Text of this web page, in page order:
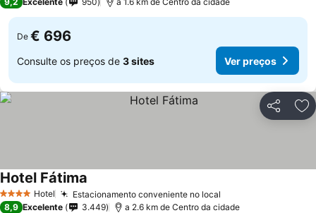
De € 696
Consulte os preços de 3 sites Ver preços
Partilhar
4 EstrelasHotel Estacionamento conveniente no local
Hotel Fátima
8,9 Excelente 3.449 a 2.6 km de Centro da cidade